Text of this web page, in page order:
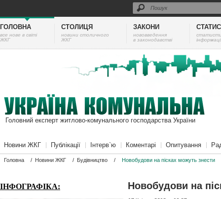
ГОЛОВНА
все нове в світі
ЖКГ
СТОЛИЦЯ
новини столичного
ЖКГ
ЗАКОНИ
нововведення
в законодавстві
Головний експерт житлово-комунального господарства України
Новини ЖКГ Публікації Інтерв`ю Коментарі Опитування
Головна / Новини ЖКГ / Будівництво / Новобудови на пісках можуть знести
ІНФОГРАФІКА: Новобудови на